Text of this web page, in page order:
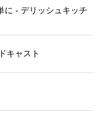
に - デリッシュキッチ
キャスト